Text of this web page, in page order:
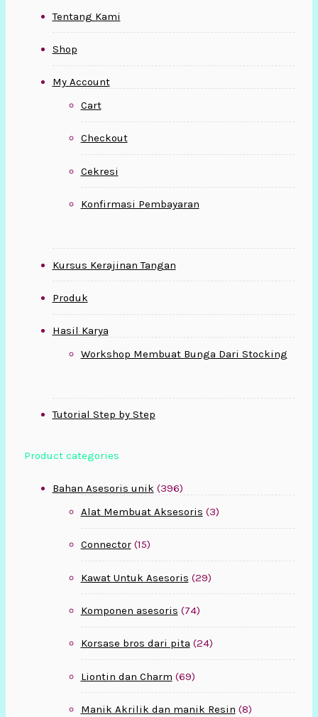
Tentang Kami
Shop
My Account
Cart
Checkout
Cekresi
Konfirmasi Pembayaran
Kursus Kerajinan Tangan
Produk
Hasil Karya
Workshop Membuat Bunga Dari Stocking
Tutorial Step by Step
Product categories
Bahan Asesoris unik (396)
Alat Membuat Aksesoris (3)
Connector (15)
Kawat Untuk Asesoris (29)
Komponen asesoris (74)
Korsase bros dari pita (24)
Liontin dan Charm (69)
Manik Akrilik dan manik Resin (8)